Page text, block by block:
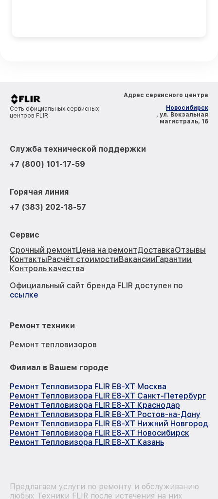
Сеть официальных сервисных
центров FLIR
Адрес сервисного центра
Новосибирск
, ул. Вокзальная
магистраль, 16
Служба технической поддержки
+7 (800) 101-17-59
Горячая линия
+7 (383) 202-18-57
Сервис
Срочный ремонтЦена на ремонтДоставкаОтзывы
КонтактыРасчёт стоимостиВакансииГарантии
Контроль качества
Официальный сайт бренда FLIR доступен по
ссылке
Ремонт техники
Ремонт тепловизоров
Филиал в Вашем городе
Ремонт Тепловизора FLIR E8-XT Москва
Ремонт Тепловизора FLIR E8-XT Санкт-Петербург
Ремонт Тепловизора FLIR E8-XT Краснодар
Ремонт Тепловизора FLIR E8-XT Ростов-на-Дону
Ремонт Тепловизора FLIR E8-XT Нижний Новгород
Ремонт Тепловизора FLIR E8-XT Новосибирск
Ремонт Тепловизора FLIR E8-XT Казань
Предлагаем услуги по ремонту и обслуживанию
любых Техники FLIR после истечения на них